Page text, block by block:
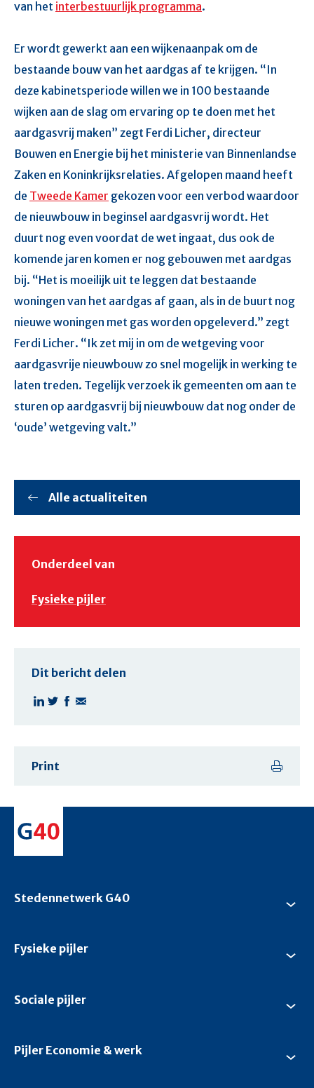
van het interbestuurlijk programma.
Er wordt gewerkt aan een wijkenaanpak om de
bestaande bouw van het aardgas af te krijgen. “In
deze kabinetsperiode willen we in 100 bestaande
wijken aan de slag om ervaring op te doen met het
aardgasvrij maken” zegt Ferdi Licher, directeur
Bouwen en Energie bij het ministerie van Binnenlandse
Zaken en Koninkrijksrelaties. Afgelopen maand heeft
de Tweede Kamer gekozen voor een verbod waardoor
de nieuwbouw in beginsel aardgasvrij wordt. Het
duurt nog even voordat de wet ingaat, dus ook de
komende jaren komen er nog gebouwen met aardgas
bij. “Het is moeilijk uit te leggen dat bestaande
woningen van het aardgas af gaan, als in de buurt nog
nieuwe woningen met gas worden opgeleverd.” zegt
Ferdi Licher. “Ik zet mij in om de wetgeving voor
aardgasvrije nieuwbouw zo snel mogelijk in werking te
laten treden. Tegelijk verzoek ik gemeenten om aan te
sturen op aardgasvrij bij nieuwbouw dat nog onder de
‘oude’ wetgeving valt.”
Alle actualiteiten
Onderdeel van
Fysieke pijler
Dit bericht delen
Print
Stedennetwerk G40
Fysieke pijler
Sociale pijler
Pijler Economie & werk